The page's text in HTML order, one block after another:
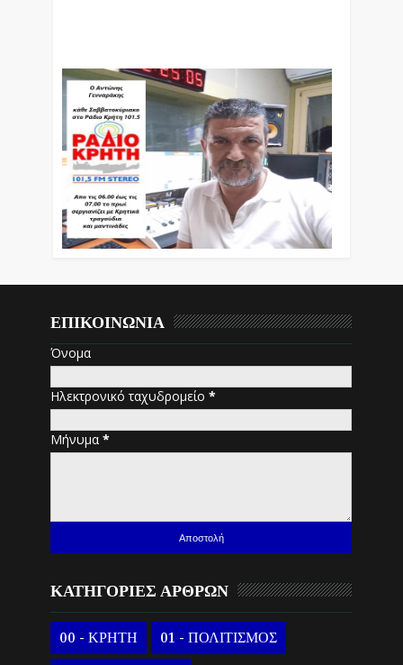
ΕΠΙΚΟΙΝΩΝΙΑ
Όνομα
Ηλεκτρονικό ταχυδρομείο*
Μήνυμα*
ΚΑΤΗΓΟΡΙΕΣ ΑΡΘΡΩΝ
00 - ΚΡΗΤΗ 01 - ΠΟΛΙΤΙΣΜΟΣ